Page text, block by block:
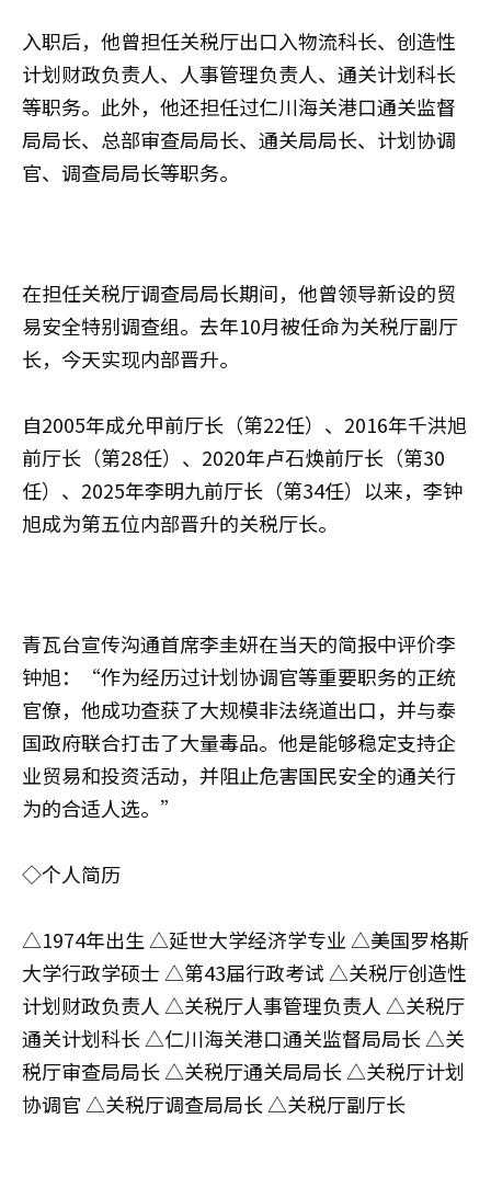
入职后，他曾担任关税厅出口入物流科长、创造性
计划财政负责人、人事管理负责人、通关计划科长
等职务。此外，他还担任过仁川海关港口通关监督
局局长、总部审查局局长、通关局局长、计划协调
官、调查局局长等职务。
在担任关税厅调查局局长期间，他曾领导新设的贸
易安全特别调查组。去年10月被任命为关税厅副厅
长，今天实现内部晋升。
自2005年成允甲前厅长（第22任）、2016年千洪旭
前厅长（第28任）、2020年卢石焕前厅长（第30
任）、2025年李明九前厅长（第34任）以来，李钟
旭成为第五位内部晋升的关税厅长。
青瓦台宣传沟通首席李圭妍在当天的简报中评价李
钟旭：“作为经历过计划协调官等重要职务的正统
官僚，他成功查获了大规模非法绕道出口，并与泰
国政府联合打击了大量毒品。他是能够稳定支持企
业贸易和投资活动，并阻止危害国民安全的通关行
为的合适人选。”
◇个人简历
△1974年出生 △延世大学经济学专业 △美国罗格斯
大学行政学硕士 △第43届行政考试 △关税厅创造性
计划财政负责人 △关税厅人事管理负责人 △关税厅
通关计划科长 △仁川海关港口通关监督局局长 △关
税厅审查局局长 △关税厅通关局局长 △关税厅计划
协调官 △关税厅调查局局长 △关税厅副厅长